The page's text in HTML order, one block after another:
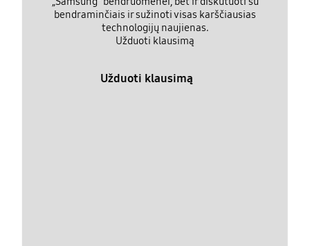
bendraminčiais ir sužinoti visas karščiausias
technologijų naujienas.
Užduoti klausimą
Užduoti klausimą